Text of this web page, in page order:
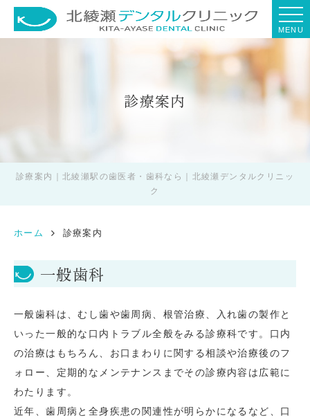
MENU
診療案内
診療案内｜北綾瀬駅の歯医者・歯科なら｜北綾瀬デンタルクリニッ
ク
ホーム 診療案内
一般歯科
一般歯科は、むし歯や歯周病、根管治療、入れ歯の製作と
いった一般的な口内トラブル全般をみる診療科です。口内
の治療はもちろん、お口まわりに関する相談や治療後のフ
ォロー、定期的なメンテナンスまでその診療内容は広範に
わたります。
近年、歯周病と全身疾患の関連性が明らかになるなど、口